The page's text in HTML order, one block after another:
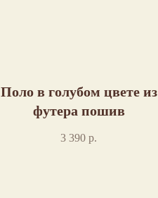
Поло в голубом цвете из
футера пошив
3 390 р.